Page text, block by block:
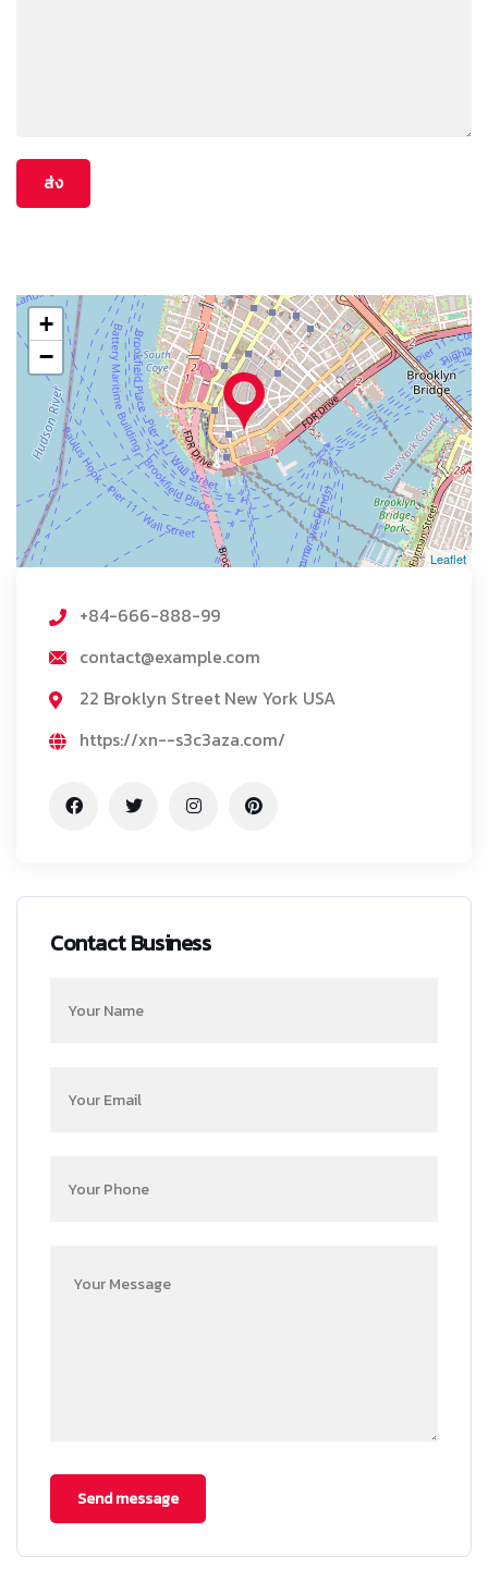
+
−
Leaflet
+84-666-888-99
contact@example.com
22 Broklyn Street New York USA
https://xn--s3c3aza.com/
Contact Business